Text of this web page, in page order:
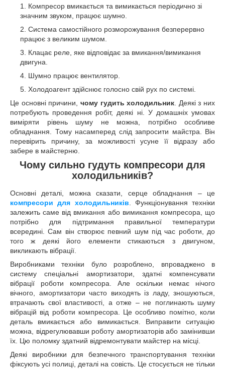
Компресор вмикається та вимикається періодично зі
значним звуком, працює шумно.
Система самостійного розморожування безперервно
працює з великим шумом.
Клацає реле, яке відповідає за вмикання/вимикання
двигуна.
Шумно працює вентилятор.
Холодоагент здійснює голосно свій рух по системі.
Це основні причини, чому гудить холодильник . Деякі з них
потребують проведення робіт, деякі ні. У домашніх умовах
виміряти рівень шуму не можна, потрібно особливе
обладнання. Тому насамперед слід запросити майстра. Він
перевірить причину, за можливості усуне її відразу або
забере в майстерню.
Чому сильно гудуть компресори для
холодильників?
Основні деталі, можна сказати, серце обладнання – це
компресори для холодильників. Функціонування техніки
залежить саме від вмикання або вимикання компресора, що
потрібно для підтримання правильної температури
всередині. Сам він створює певний шум під час роботи, до
того ж деякі його елементи стикаються з двигуном,
викликають вібрації.
Виробниками техніки було розроблено, впроваджено в
систему спеціальні амортизатори, здатні компенсувати
вібрації роботи компресора. Але оскільки немає нічого
вічного, амортизатори часто виходять із ладу, зношуються,
втрачають свої властивості, а отже – не поглинають шуму
вібрацій від роботи компресора. Це особливо помітно, коли
деталь вмикається або вимикається. Виправити ситуацію
можна, відрегулювавши роботу амортизаторів або замінивши
їх. Цю поломку здатний відремонтувати майстер на місці.
Деякі виробники для безпечного транспортування техніки
фіксують усі полиці, деталі на совість. Це стосується не тільки